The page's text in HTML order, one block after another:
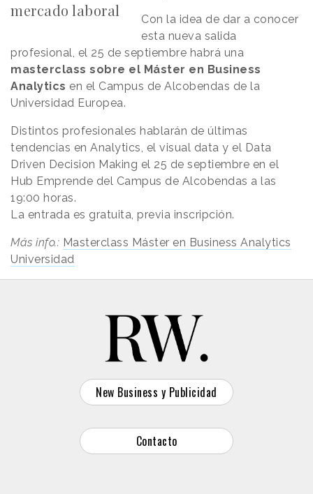
mercado laboral
Con la idea de dar a conocer
esta nueva salida
profesional, el 25 de septiembre habrá una
masterclass sobre el Máster en Business
Analytics en el Campus de Alcobendas de la
Universidad Europea.
Distintos profesionales hablarán de últimas
tendencias en Analytics, el visual data y el Data
Driven Decision Making el 25 de septiembre en el
Hub Emprende del Campus de Alcobendas a las
19:00 horas.
La entrada es gratuita, previa inscripción.
Más info.: Masterclass Máster en Business Analytics
Universidad
New Business y Publicidad
Contacto